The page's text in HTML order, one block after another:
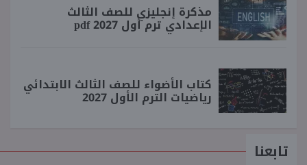
مذكرة إنجليزي للصف الثالث
الإعدادي ترم أول 2027 pdf
كتاب الأضواء للصف الثالث الابتدائي
رياضيات الترم الأول 2027
تابعنا